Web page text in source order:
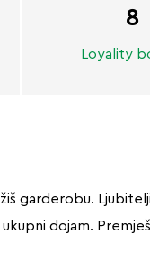
8
Loyality
garderobu.
dojam.